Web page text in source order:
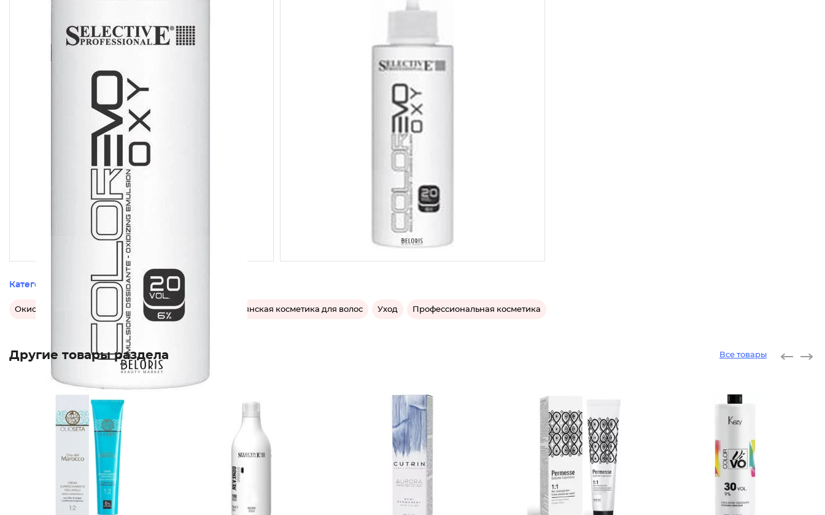
Категории этого товара
Окислитель для волос Эмульсия для волос Итальянская косметика для волос Уход Профессиональная косметика
Другие товары раздела Все товары